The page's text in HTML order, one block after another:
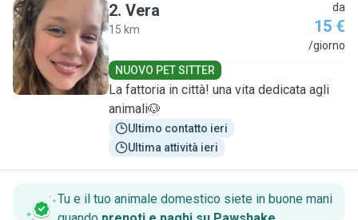
V
2. Vera
15 km
da
15 €
/giorno
NUOVO PET SITTER
La fattoria in città! una vita dedicata agli
animali🐶
Ultimo contatto ieri
Ultima attività ieri
Tu e il tuo animale domestico siete in buone mani